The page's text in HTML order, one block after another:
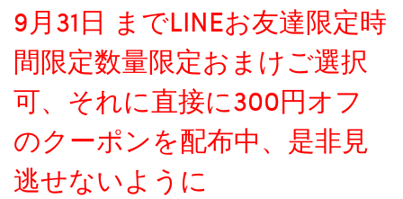
9月31日 までLINEお友達限定時
間限定数量限定おまけご選択
可、それに直接に300円オフ
のクーポンを配布中、是非見
逃せないように